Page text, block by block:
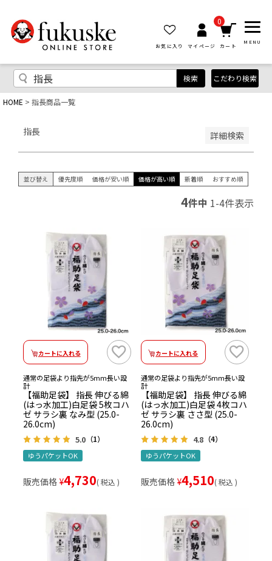
お気に入り マイページ
0
カート
MENU
検索 こだわり検索
HOME 指長商品一覧
指長 詳細検索
レビュー順
キーワードヒット順
並び替え 優先度順 価格が安い順 価格が高い順 新着順 おすすめ順
4件中 1-4件表示
カートに入れる
通常の足袋より指先が5mm長い設
計
【福助足袋】 指長 伸びる綿
(はっ水加工)白足袋 5枚コハ
ゼ サラシ裏 なみ型 (25.0-
26.0cm)
5.0 （1）
ゆうパケットOK
販売価格 ¥4,730 税込
カートに入れる
通常の足袋より指先が5mm長い設
計
【福助足袋】 指長 伸びる綿
(はっ水加工)白足袋 4枚コハ
ゼ サラシ裏 ささ型 (25.0-
26.0cm)
4.8 （4）
ゆうパケットOK
販売価格 ¥4,510 税込